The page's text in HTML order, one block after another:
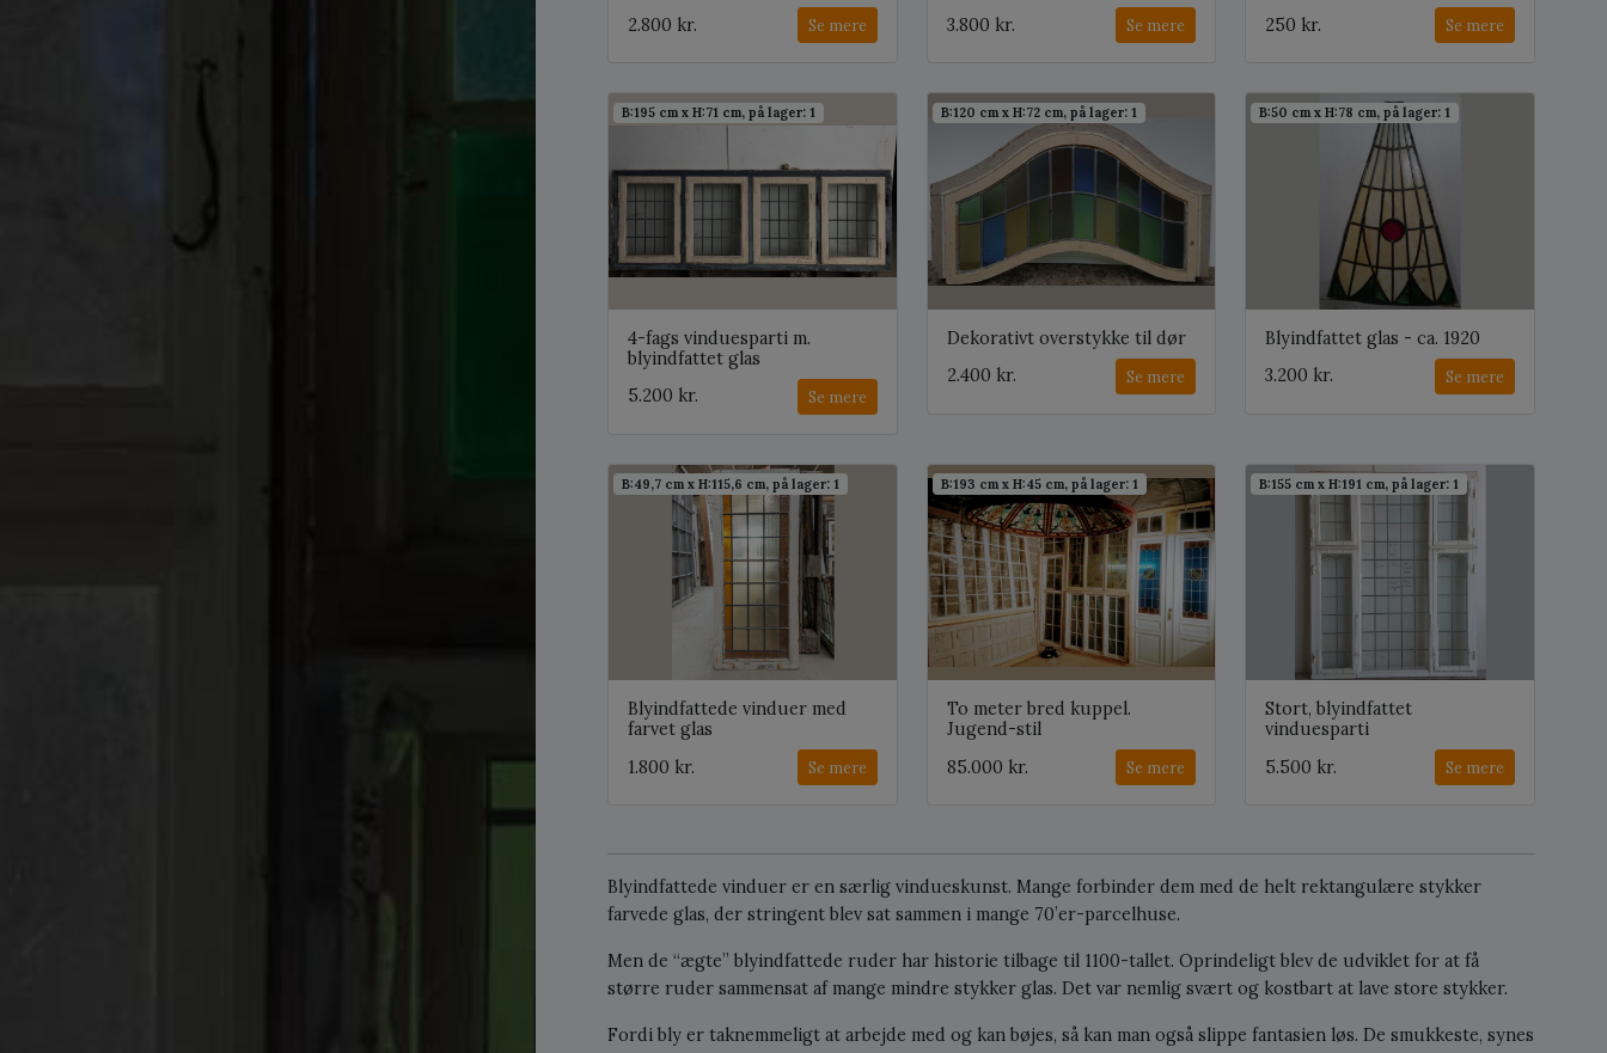
2.800 kr.
Se mere
3.800 kr.
Se mere
250 kr.
Se mere
B:195 cm x H:71 cm, på lager: 1
4-fags vinduesparti m.
blyindfattet glas
5.200 kr.
Se mere
B:120 cm x H:72 cm, på lager: 1
Dekorativt overstykke til dør
2.400 kr.
Se mere
B:50 cm x H:78 cm, på lager: 1
Blyindfattet glas - ca. 1920
3.200 kr.
Se mere
B:49,7 cm x H:115,6 cm, på lager: 1
Blyindfattede vinduer med
farvet glas
1.800 kr.
Se mere
B:193 cm x H:45 cm, på lager: 1
To meter bred kuppel.
Jugend-stil
85.000 kr.
Se mere
B:155 cm x H:191 cm, på lager: 1
Stort, blyindfattet
vinduesparti
5.500 kr.
Se mere
Blyindfattede vinduer er en særlig vindueskunst. Mange forbinder dem med de helt rektangulære stykker
farvede glas, der stringent blev sat sammen i mange 70’er-parcelhuse.
Men de “ægte” blyindfattede ruder har historie tilbage til 1100-tallet. Oprindeligt blev de udviklet for at få
større ruder sammensat af mange mindre stykker glas. Det var nemlig svært og kostbart at lave store stykker.
Fordi bly er taknemmeligt at arbejde med og kan bøjes, så kan man også slippe fantasien løs. De smukkeste, synes